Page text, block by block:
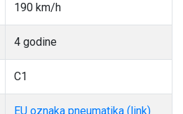
190 km/h
4 godine
C1
EU oznaka pneumatika (link)